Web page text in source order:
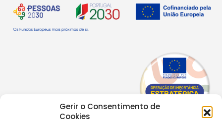
Gerir o Consentimento de
Cookies